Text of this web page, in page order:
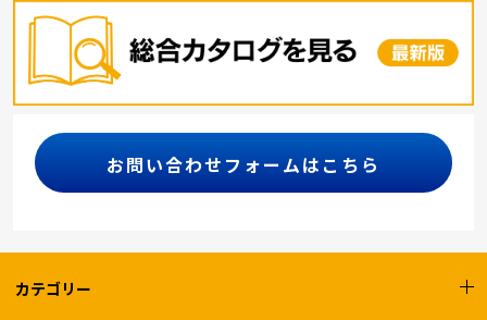
お問い合わせフォームはこちら
カテゴリー